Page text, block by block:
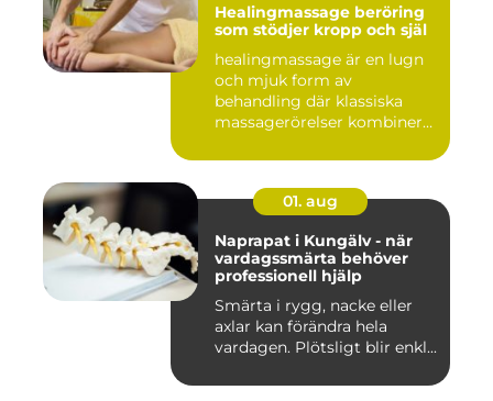
Healingmassage beröring
som stödjer kropp och själ
healingmassage är en lugn
och mjuk form av
behandling där klassiska
massagerörelser kombineras
01. aug
Naprapat i Kungälv - när
vardagssmärta behöver
professionell hjälp
Smärta i rygg, nacke eller
axlar kan förändra hela
vardagen. Plötsligt blir enkl...